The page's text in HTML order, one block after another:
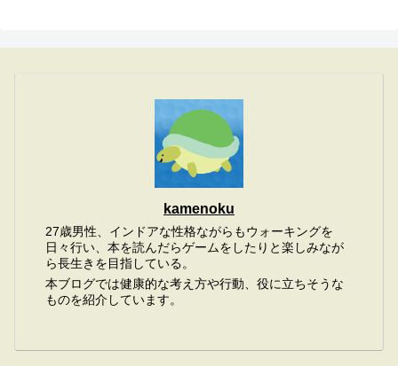
kamenoku
27歳男性、インドアな性格ながらもウォーキングを
日々行い、本を読んだらゲームをしたりと楽しみなが
ら長生きを目指している。
本ブログでは健康的な考え方や行動、役に立ちそうな
ものを紹介しています。